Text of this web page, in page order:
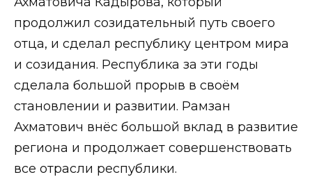
продолжил созидательный путь своего
отца, и сделал республику центром мира
и созидания. Республика за эти годы
сделала большой прорыв в своём
становлении и развитии. Рамзан
Ахматович внёс большой вклад в развитие
региона и продолжает совершенствовать
все отрасли республики.